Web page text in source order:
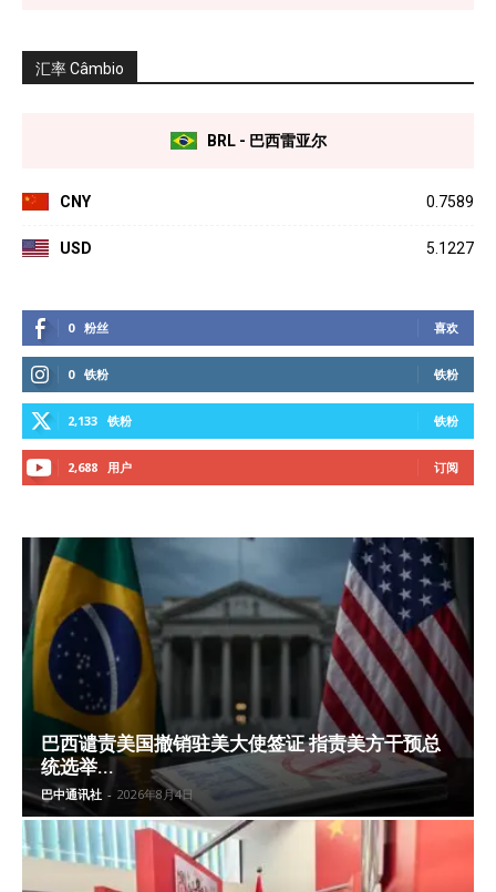
汇率 Câmbio
BRL - 巴西雷亚尔
CNY 0.7589
USD 5.1227
0 粉丝 喜欢
0 铁粉 铁粉
2,133 铁粉 铁粉
2,688 用户 订阅
巴西谴责美国撤销驻美大使签证 指责美方干预总
统选举...
巴中通讯社 - 2026年8月4日